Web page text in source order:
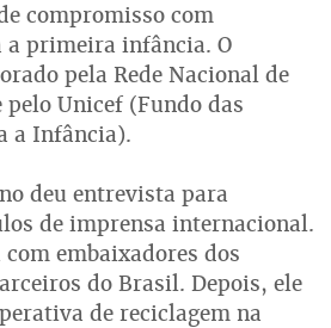
compromisso com
primeira infância. O
pela Rede Nacional de
Unicef (Fundo das
a Infância).
deu entrevista para
de imprensa internacional.
embaixadores dos
do Brasil. Depois, ele
de reciclagem na